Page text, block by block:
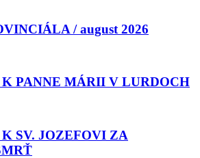
/ august 2026
PANNE MÁRII V LURDOCH
SV. JOZEFOVI ZA